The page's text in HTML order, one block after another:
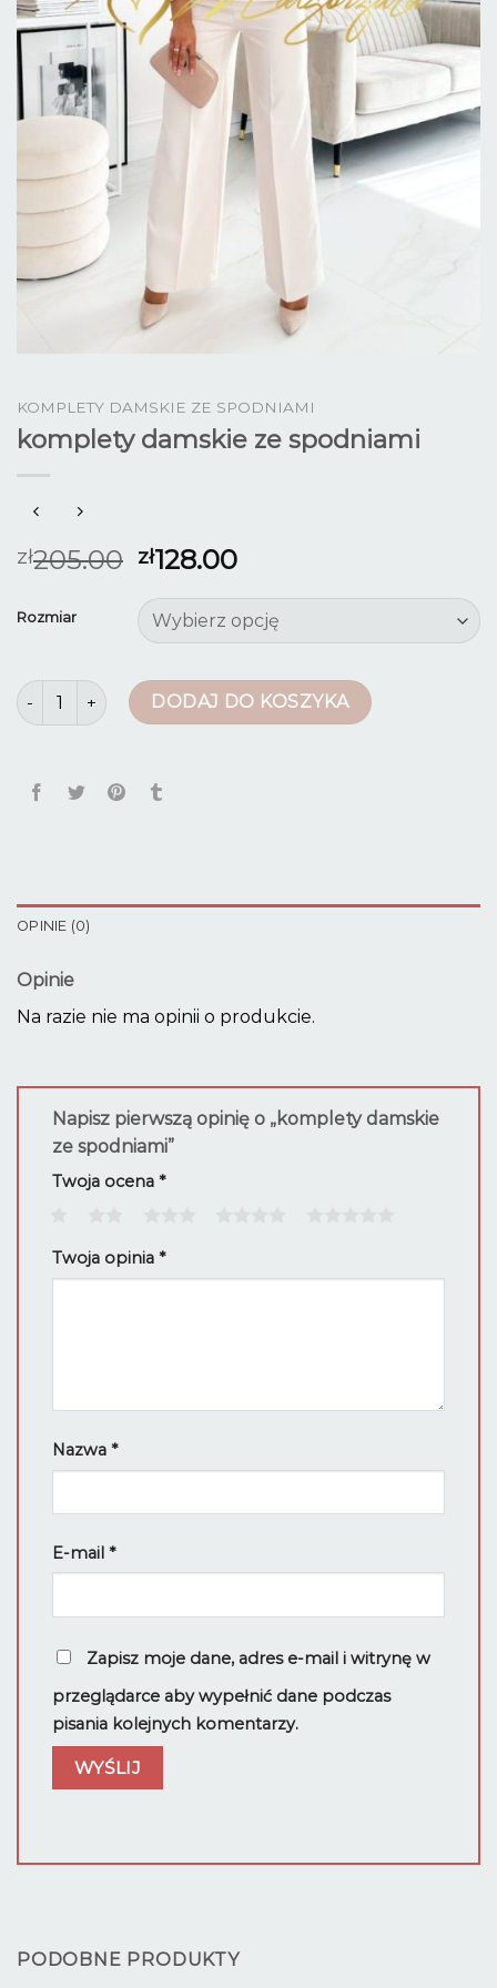
KOMPLETY DAMSKIE ZE SPODNIAMI
komplety damskie ze spodniami
zł205.00 zł128.00
Rozmiar
ilość komplety damskie ze spodniami
DODAJ DO KOSZYKA
OPINIE (0)
Opinie
Na razie nie ma opinii o produkcie.
Napisz pierwszą opinię o „komplety damskie
ze spodniami”
Twoja ocena *
Twoja opinia *
Nazwa *
E-mail *
Zapisz moje dane, adres e-mail i witrynę w
przeglądarce aby wypełnić dane podczas
pisania kolejnych komentarzy.
PODOBNE PRODUKTY